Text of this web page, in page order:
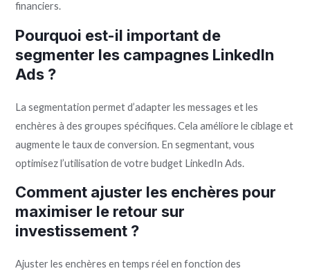
financiers.
Pourquoi est-il important de
segmenter les campagnes LinkedIn
Ads ?
La segmentation permet d’adapter les messages et les
enchères à des groupes spécifiques. Cela améliore le ciblage et
augmente le taux de conversion. En segmentant, vous
optimisez l’utilisation de votre budget LinkedIn Ads.
Comment ajuster les enchères pour
maximiser le retour sur
investissement ?
Ajuster les enchères en temps réel en fonction des